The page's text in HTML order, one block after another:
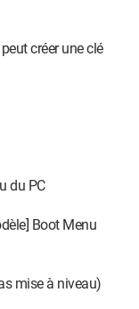
créer une clé
du PC
Boot Menu
mise à niveau)